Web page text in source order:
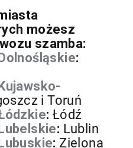
możesz
szamba:
:
i Toruń
: Łódź
: Lublin
: Zielona